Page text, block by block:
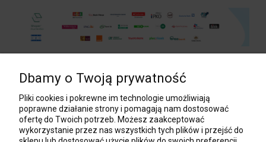
POMOC
MOJE KONTO
Dbamy o Twoją prywatność
Pliki cookies i pokrewne im technologie umożliwiają
poprawne działanie strony i pomagają nam dostosować
ofertę do Twoich potrzeb. Możesz zaakceptować
wykorzystanie przez nas wszystkich tych plików i przejść do